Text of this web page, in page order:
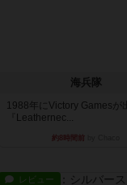
海兵隊
1988年にVictory Gamesが
『Leathernec...
約8時間前
レビュー